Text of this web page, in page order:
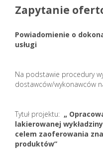
Zapytanie
Powiadomienie o
usługi
Na podstawie procedury
dostawców/wykonawców
Tytuł projektu: „
lakierowanej
celem zaoferowania
produktów”